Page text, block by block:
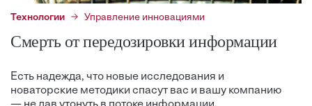
Технологии Управление инновациями
Смерть от передозировки информации
Есть надежда, что новые исследования и
новаторские методики спасут вас и вашу компанию